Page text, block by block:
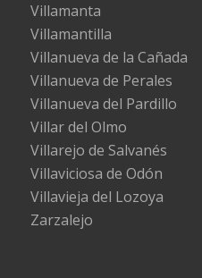
Villamanta
Villamantilla
Villanueva de la Cañada
Villanueva de Perales
Villanueva del Pardillo
Villar del Olmo
Villarejo de Salvanés
Villaviciosa de Odón
Villavieja del Lozoya
Zarzalejo